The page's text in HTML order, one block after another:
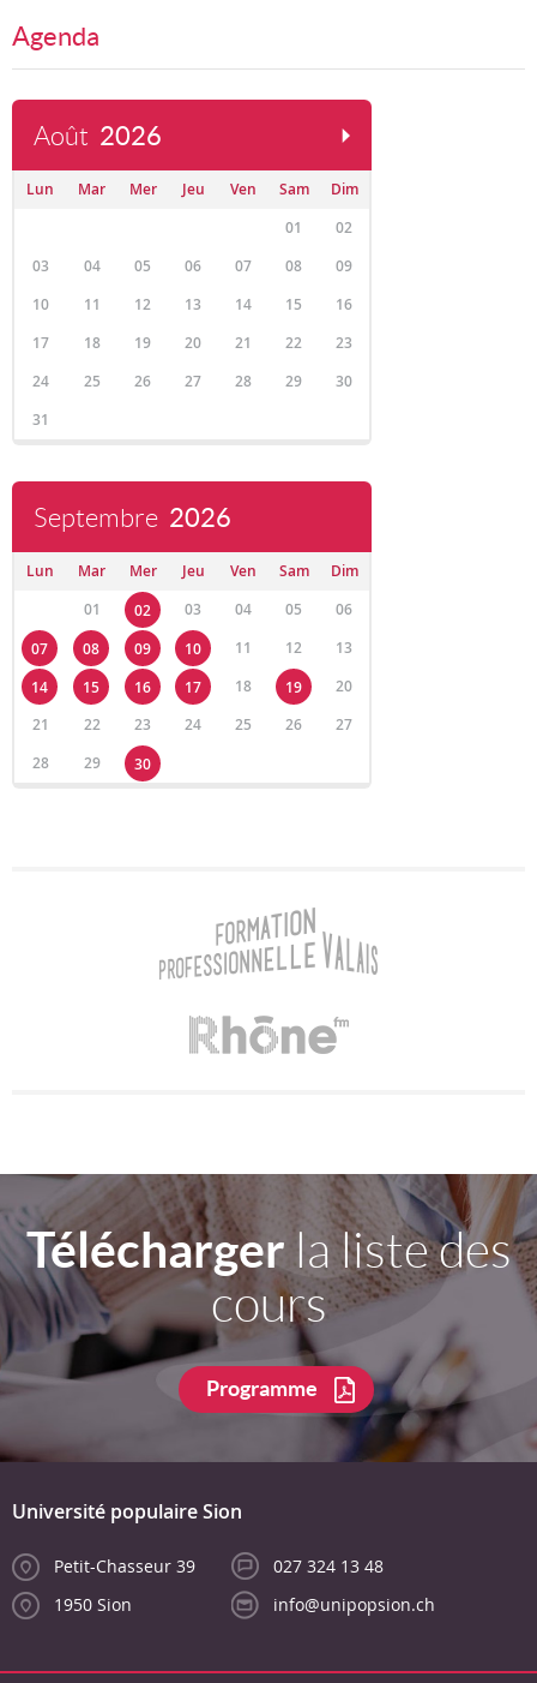
Agenda
Août 2026
Lun Mar Mer Jeu Ven Sam
Dim
01
02
03
04 05 06 07 08
09
10
11 12 13 14 15
16
17
18 19 20 21 22
23
24
25 26 27 28 29
30
31
Septembre 2026
Lun Mar Mer Jeu Ven Sam
Dim
01
02 03 04 05
06
07
08 09 10 11 12
13
14
15 16 17 18 19
20
21
22 23 24 25 26
27
28
29 30
Téléchargerla liste des
cours
Programme
Université populaire Sion
Petit-Chasseur 39
1950 Sion
027 324 13 48
info@unipopsion.ch